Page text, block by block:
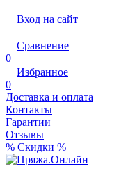
Вход на сайт
Сравнение
0
Избранное
0
Доставка и оплата
Контакты
Гарантии
Отзывы
% Скидки %